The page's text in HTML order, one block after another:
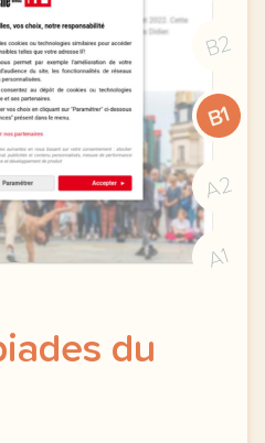
B2
B1
A2
A1
du